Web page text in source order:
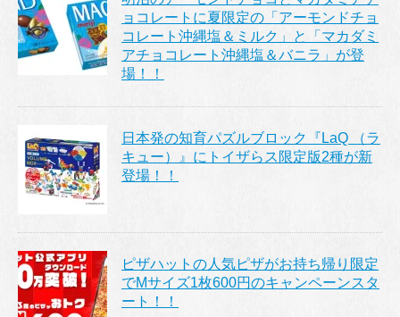
ョコレートに夏限定の「アーモンドチョ
コレート沖縄塩＆ミルク」と「マカダミ
アチョコレート沖縄塩＆バニラ」が登
場！！
日本発の知育パズルブロック『LaQ （ラ
キュー）』にトイザらス限定版2種が新
登場！！
ピザハットの人気ピザがお持ち帰り限定
でMサイズ1枚600円のキャンペーンスタ
ート！！